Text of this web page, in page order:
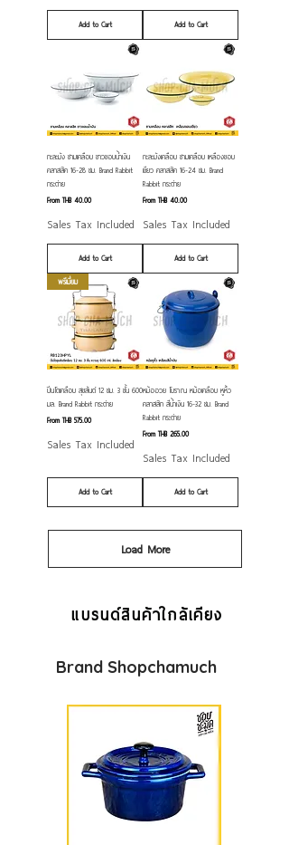
Add to Cart Add to Cart
กะละมัง ชามเคลือบ ขาวขอบน้ำเงิน
คลาสสิค 16-28 ซม. Brand Rabbit
กระต่าย
FromTHB 40.00
Sale Price
Sales Tax Included
Add to Cart
กะละมังเคลือบ ชามเคลือบ เหลืองขอบ
เขียว คลาสสิค 16-24 ซม. Brand
Rabbit กระต่าย
FromTHB 40.00
Sale Price
Sales Tax Included
Add to Cart
พรีเมี่ยม
ปิ่นโตเคลือบ สุขสันต์ 12 ซม. 3 ชั้น 600
มล. Brand Rabbit กระต่าย
FromTHB 575.00
Sale Price
Sales Tax Included
Add to Cart
หม้ออวย โบราณ หม้อเคลือบ หูหิ้ว
คลาสสิก สีน้ำเงิน 16-32 ซม. Brand
Rabbit กระต่าย
FromTHB 265.00
Sale Price
Sales Tax Included
Add to Cart
Load More
แบรนด์สินค้าใกล้เคียง
Brand Shopchamuch